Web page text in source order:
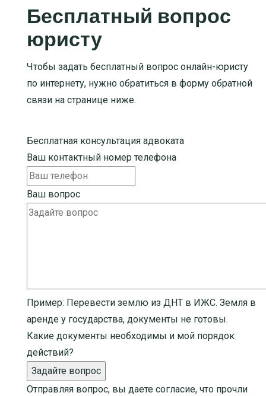
Бесплатный вопрос
юристу
Чтобы задать бесплатный вопрос онлайн-юристу
по интернету, нужно обратиться в форму обратной
связи на странице ниже.
Бесплатная консультация адвоката
Ваш контактный номер телефона
Ваш вопрос
Пример: Перевести землю из ДНТ в ИЖС. Земля в
аренде у государства, документы не готовы.
Какие документы необходимы и мой порядок
действий?
Задайте вопрос
Отправляя вопрос, вы даете согласие, что прочли